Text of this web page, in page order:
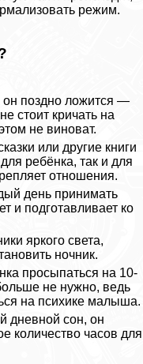
режим.
он поздно ложится —
стоит кричать на
не виноват.
или другие книги
ребёнка, так и для
отношения.
день принимать
и подготавливает ко
яркого света,
ночник.
просыпаться на 10-
не нужно, ведь
на психике малыша.
дневной сон, он
количество часов для